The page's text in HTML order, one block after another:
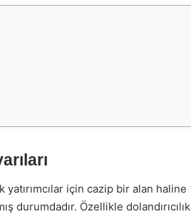
için cazip bir alan haline
durumdadır. Özellikle dolandırıcılık